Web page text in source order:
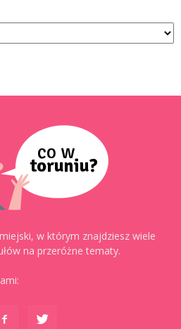
w którym znajdziesz wiele
na przeróżne tematy.